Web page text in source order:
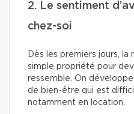
2. Le sentiment
chez-soi
Dès les premiers jours, la
simple propriété pour
ressemble. On
de bien-être qui est
notamment en location.